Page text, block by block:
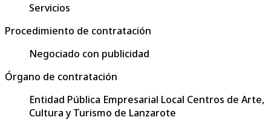
Servicios
Procedimiento de contratación
Negociado con publicidad
Órgano de contratación
Entidad Pública Empresarial Local Centros de Arte,
Cultura y Turismo de Lanzarote